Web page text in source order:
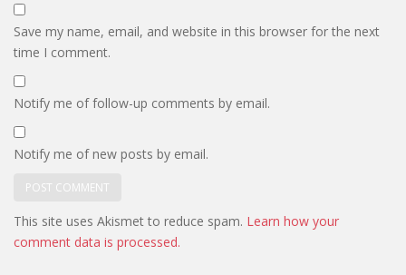
Save my name, email, and website in this browser for the next
time I comment.
Notify me of follow-up comments by email.
Notify me of new posts by email.
This site uses Akismet to reduce spam. Learn how your
comment data is processed.